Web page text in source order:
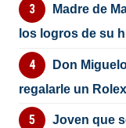
Madre de
los logros de su
Don
regalarle un
Joven que